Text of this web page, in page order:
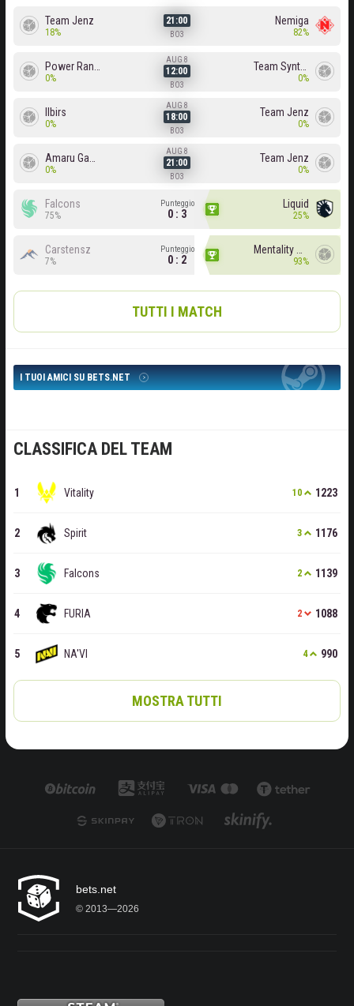
Team Jenz
18%
21:00
BO3
Nemiga
82%
Power Rangers
0%
AUG 8
12:00
BO3
Team Syntax
0%
Ilbirs
0%
AUG 8
18:00
BO3
Team Jenz
0%
Amaru Gaming
0%
AUG 8
21:00
BO3
Team Jenz
0%
Falcons
75%
Punteggio
0 : 3
Liquid
25%
Carstensz
7%
Punteggio
0 : 2
Mentality Monster
93%
TUTTI I MATCH
I TUOI AMICI SU BETS.NET
CLASSIFICA DEL TEAM
Vitality 10 1223
Spirit 3 1176
Falcons 2 1139
FURIA 2 1088
NA'VI 4 990
MOSTRA TUTTI
bets.net
© 2013—2026